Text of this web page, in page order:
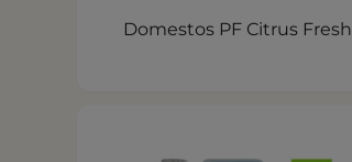
Domestos PF Citrus Fresh